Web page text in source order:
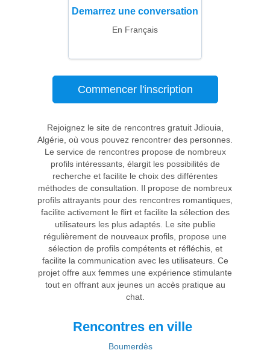
Demarrez une conversation
En Français
Commencer l'inscription
Rejoignez le site de rencontres gratuit Jdiouia,
Algérie, où vous pouvez rencontrer des personnes.
Le service de rencontres propose de nombreux
profils intéressants, élargit les possibilités de
recherche et facilite le choix des différentes
méthodes de consultation. Il propose de nombreux
profils attrayants pour des rencontres romantiques,
facilite activement le flirt et facilite la sélection des
utilisateurs les plus adaptés. Le site publie
régulièrement de nouveaux profils, propose une
sélection de profils compétents et réfléchis, et
facilite la communication avec les utilisateurs. Ce
projet offre aux femmes une expérience stimulante
tout en offrant aux jeunes un accès pratique au
chat.
Rencontres en ville
Boumerdès